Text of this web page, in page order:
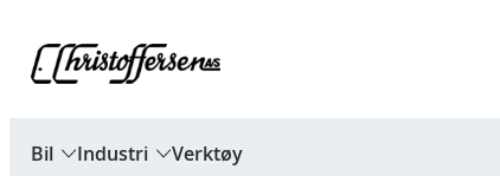
innhold
Bil Industri Verktøy